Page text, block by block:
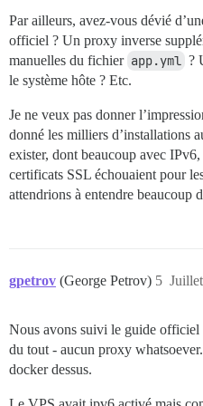
Par ailleurs, avez-vous dévié
officiel ? Un proxy inverse
manuelles du fichier app.yml ?
le système hôte ? Etc.
Je ne veux pas donner
donné les milliers d’installations
exister, dont beaucoup avec
certificats SSL échouaient pour
attendrions à entendre beaucoup
gpetrov (George Petrov) 5
Nous avons suivi le guide officiel
du tout - aucun proxy
docker dessus.